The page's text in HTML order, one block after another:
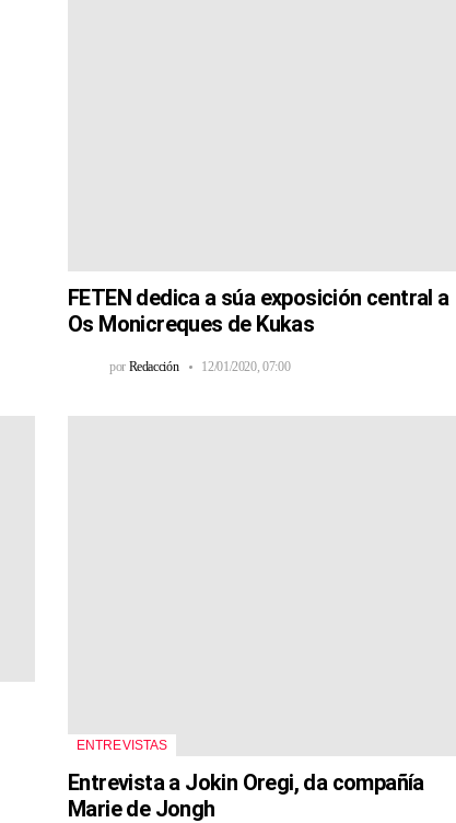
FETEN dedica a súa exposición central a
Os Monicreques de Kukas
por Redacción 12/01/2020, 07:00
ENTREVISTAS
Entrevista a Jokin Oregi, da compañía
Marie de Jongh